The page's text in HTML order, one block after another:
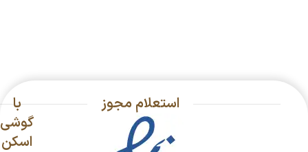
استعلام مجوز
با
گوشی
اسکن